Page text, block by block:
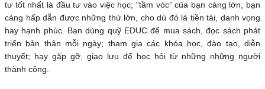
tư tốt nhất là đầu tư vào việc học; “tầm vóc” của bạn càng lớn, bạn
càng hấp dẫn được những thứ lớn, cho dù đó là tiền tài, danh vọng
hay hạnh phúc. Bạn dùng quỹ EDUC để mua sách, đọc sách phát
triển bản thân mỗi ngày; tham gia các khóa học, đào tạo, diễn
thuyết; hay gặp gỡ, giao lưu để học hỏi từ những những người
thành công.